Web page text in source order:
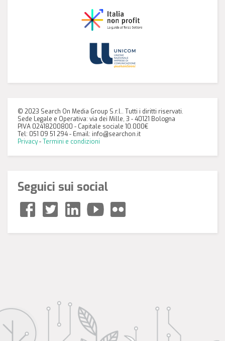
© 2023 Search On Media Group S.r.l.. Tutti i diritti riservati.
Sede Legale e Operativa: via dei Mille, 3 - 40121 Bologna
PIVA 02418200800 - Capitale sociale 10.000€
Tel: 051 09 51 294 - Email: info@searchon.it
Privacy-Termini e condizioni
Seguici sui social